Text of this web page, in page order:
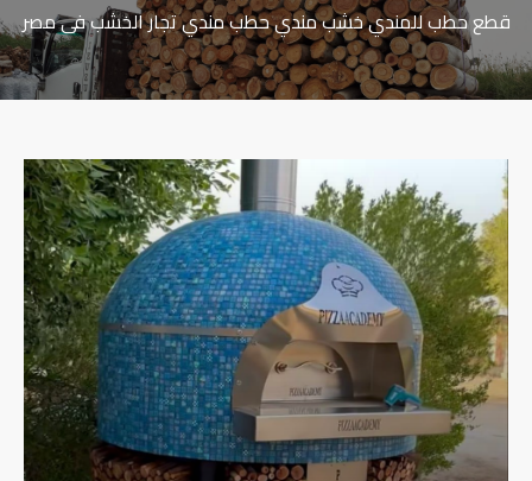
قطع حطب للمندي خشب مندي حطب مندي تجار الخشب فى مصر